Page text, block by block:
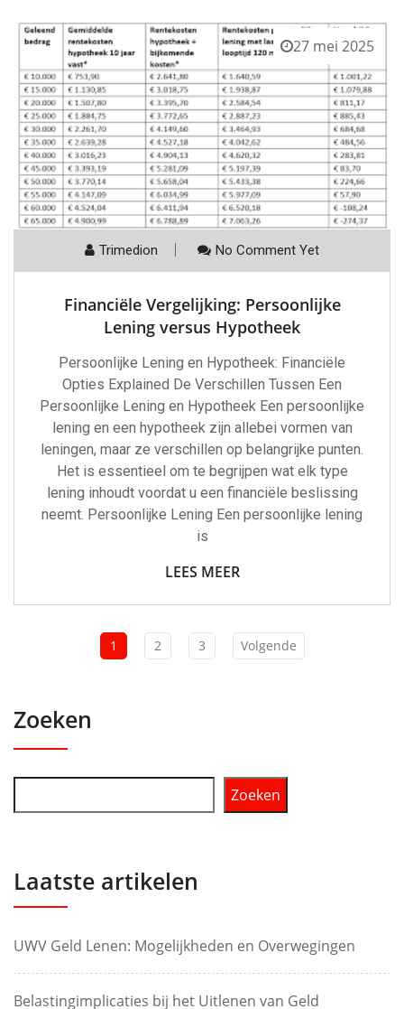
27 mei 2025
Trimedion No Comment Yet
Financiële Vergelijking: Persoonlijke
Lening versus Hypotheek
Persoonlijke Lening en Hypotheek: Financiële
Opties Explained De Verschillen Tussen Een
Persoonlijke Lening en Hypotheek Een persoonlijke
lening en een hypotheek zijn allebei vormen van
leningen, maar ze verschillen op belangrijke punten.
Het is essentieel om te begrijpen wat elk type
lening inhoudt voordat u een financiële beslissing
neemt. Persoonlijke Lening Een persoonlijke lening
is
LEES MEER
1 2 3 Volgende
Zoeken
Zoeken
Laatste artikelen
UWV Geld Lenen: Mogelijkheden en Overwegingen
Belastingimplicaties bij het Uitlenen van Geld